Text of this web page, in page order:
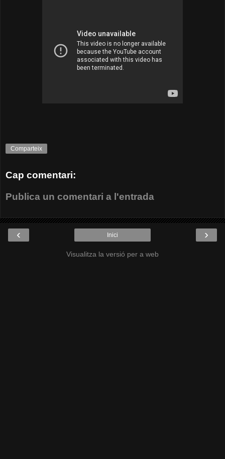
Comparteix
Cap comentari:
Publica un comentari a l'entrada
‹ ›
Inici
Visualitza la versió per a web